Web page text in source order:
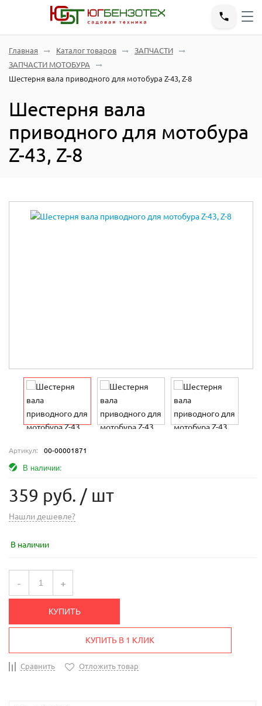
Главная Каталог товаров
ЗАПЧАСТИ
ЗАПЧАСТИ МОТОБУРА
Шестерня вала приводного для мотобура Z-43, Z-8
Шестерня вала
приводного для мотобура
Z-43, Z-8
Артикул: 00-00001871
В наличии:
359 руб. / шт
Нашли дешевле?
В наличии
- +
КУПИТЬ
КУПИТЬ В 1 КЛИК
Сравнить Отложить товар